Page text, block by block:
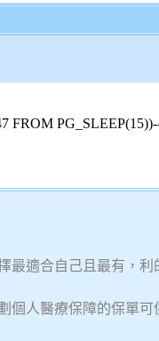
FROM
最適合自己且最有，
個人醫療保障的保單可